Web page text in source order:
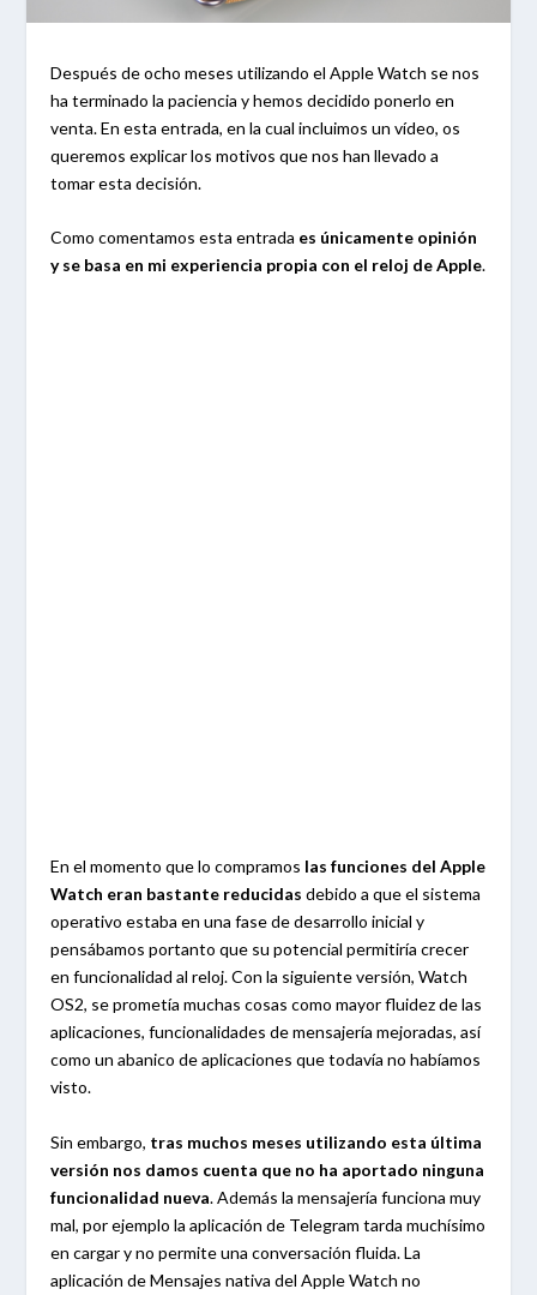
Después de ocho meses utilizando el Apple Watch se nos
ha terminado la paciencia y hemos decidido ponerlo en
venta. En esta entrada, en la cual incluimos un vídeo, os
queremos explicar los motivos que nos han llevado a
tomar esta decisión.
Como comentamos esta entrada es únicamente opinión
y se basa en mi experiencia propia con el reloj de Apple.
En el momento que lo compramos las funciones del Apple
Watch eran bastante reducidas debido a que el sistema
operativo estaba en una fase de desarrollo inicial y
pensábamos portanto que su potencial permitiría crecer
en funcionalidad al reloj. Con la siguiente versión, Watch
OS2, se prometía muchas cosas como mayor fluidez de las
aplicaciones, funcionalidades de mensajería mejoradas, así
como un abanico de aplicaciones que todavía no habíamos
visto.
Sin embargo, tras muchos meses utilizando esta última
versión nos damos cuenta que no ha aportado ninguna
funcionalidad nueva. Además la mensajería funciona muy
mal, por ejemplo la aplicación de Telegram tarda muchísimo
en cargar y no permite una conversación fluida. La
aplicación de Mensajes nativa del Apple Watch no